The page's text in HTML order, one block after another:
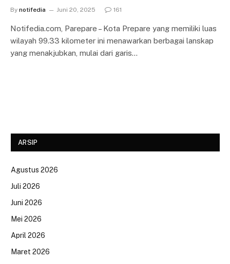
By notifedia Juni 20, 2025 161
Notifedia.com, Parepare – Kota Prepare yang memiliki luas
wilayah 99.33 kilometer ini menawarkan berbagai lanskap
yang menakjubkan, mulai dari garis…
ARSIP
Agustus 2026
Juli 2026
Juni 2026
Mei 2026
April 2026
Maret 2026